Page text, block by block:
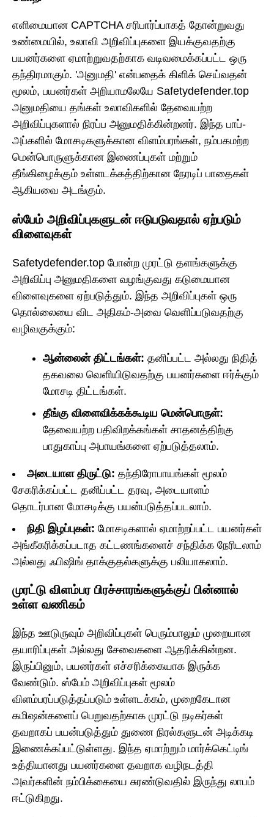
எளிமையான CAPTCHA சரிபார்ப்பாகத் தோன்றுவது
உண்மையில், உலாவி அறிவிப்புகளை இயக்குவதற்கு
பயனர்களை ஏமாற்றுவதற்காக வடிவமைக்கப்பட்ட ஒரு
தந்திரமாகும். 'அனுமதி' என்பதைக் கிளிக் செய்வதன்
மூலம், பயனர்கள் அறியாமலேயே Safetydefender.top
அனுமதியை தங்கள் உலாவிகளில் தேவையற்ற
அறிவிப்புகளால் நிரப்ப அனுமதிக்கின்றனர். இந்த பாப்-
அப்களில் மோசடிகளுக்கான விளம்பரங்கள், நம்பகமற்ற
மென்பொருளுக்கான இணைப்புகள் மற்றும்
தீங்கிழைக்கும் உள்ளடக்கத்திற்கான நேரடிப் பாதைகள்
ஆகியவை அடங்கும்.
ஸ்பேம் அறிவிப்புகளுடன் ஈடுபடுவதால் ஏற்படும்
விளைவுகள்
Safetydefender.top போன்ற முரட்டு தளங்களுக்கு
அறிவிப்பு அனுமதிகளை வழங்குவது கடுமையான
விளைவுகளை ஏற்படுத்தும். இந்த அறிவிப்புகள் ஒரு
தொல்லையை விட அதிகம்-அவை வெளிப்படுவதற்கு
வழிவகுக்கும்:
ஆன்லைன் திட்டங்கள்: தனிப்பட்ட அல்லது நிதித்
தகவலை வெளியிடுவதற்கு பயனர்களை ஈர்க்கும்
மோசடி திட்டங்கள்.
தீங்கு விளைவிக்கக்கூடிய மென்பொருள்:
தேவையற்ற பதிவிறக்கங்கள் சாதனத்திற்கு
பாதுகாப்பு அபாயங்களை ஏற்படுத்தலாம்.
அடையாள திருட்டு: தந்திரோபாயங்கள் மூலம்
சேகரிக்கப்பட்ட தனிப்பட்ட தரவு, அடையாளம்
தொடர்பான மோசடிக்கு பயன்படுத்தப்படலாம்.
நிதி இழப்புகள்: மோசடிகளால் ஏமாற்றப்பட்ட பயனர்கள்
அங்கீகரிக்கப்படாத கட்டணங்களைச் சந்திக்க நேரிடலாம்
அல்லது ஃபிஷிங் தாக்குதல்களுக்கு பலியாகலாம்.
முரட்டு விளம்பர பிரச்சாரங்களுக்குப் பின்னால்
உள்ள வணிகம்
இந்த ஊடுருவும் அறிவிப்புகள் பெரும்பாலும் முறையான
தயாரிப்புகள் அல்லது சேவைகளை ஆதரிக்கின்றன.
இருப்பினும், பயனர்கள் எச்சரிக்கையாக இருக்க
வேண்டும். ஸ்பேம் அறிவிப்புகள் மூலம்
விளம்பரப்படுத்தப்படும் உள்ளடக்கம், முறைகேடான
கமிஷன்களைப் பெறுவதற்காக முரட்டு நடிகர்கள்
தவறாகப் பயன்படுத்தும் துணை நிரல்களுடன் அடிக்கடி
இணைக்கப்பட்டுள்ளது. இந்த ஏமாற்றும் மார்க்கெட்டிங்
உத்தியானது பயனர்களை தவறாக வழிநடத்தி
அவர்களின் நம்பிக்கையை சுரண்டுவதில் இருந்து லாபம்
ஈட்டுகிறது.